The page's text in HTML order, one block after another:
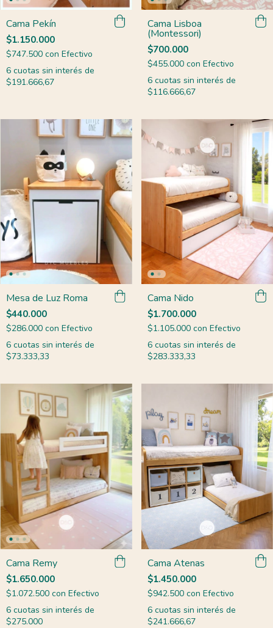
Cama Pekín
$1.150.000
$747.500 con Efectivo
6 cuotas sin interés de
$191.666,67
Cama Lisboa
(Montessori)
$700.000
$455.000 con Efectivo
6 cuotas sin interés de
$116.666,67
Mesa de Luz Roma
$440.000
$286.000 con Efectivo
6 cuotas sin interés de
$73.333,33
Cama Nido
$1.700.000
$1.105.000 con Efectivo
6 cuotas sin interés de
$283.333,33
Cama Remy
$1.650.000
$1.072.500 con Efectivo
6 cuotas sin interés de
$275.000
Cama Atenas
$1.450.000
$942.500 con Efectivo
6 cuotas sin interés de
$241.666,67